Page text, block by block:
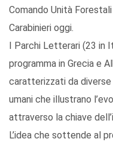
Comando Unità
Carabinieri oggi.
I Parchi Letterari (23 in
programma in Grecia e
caratterizzati da diverse
umani che illustrano
attraverso la chiave
L’idea che sottende al